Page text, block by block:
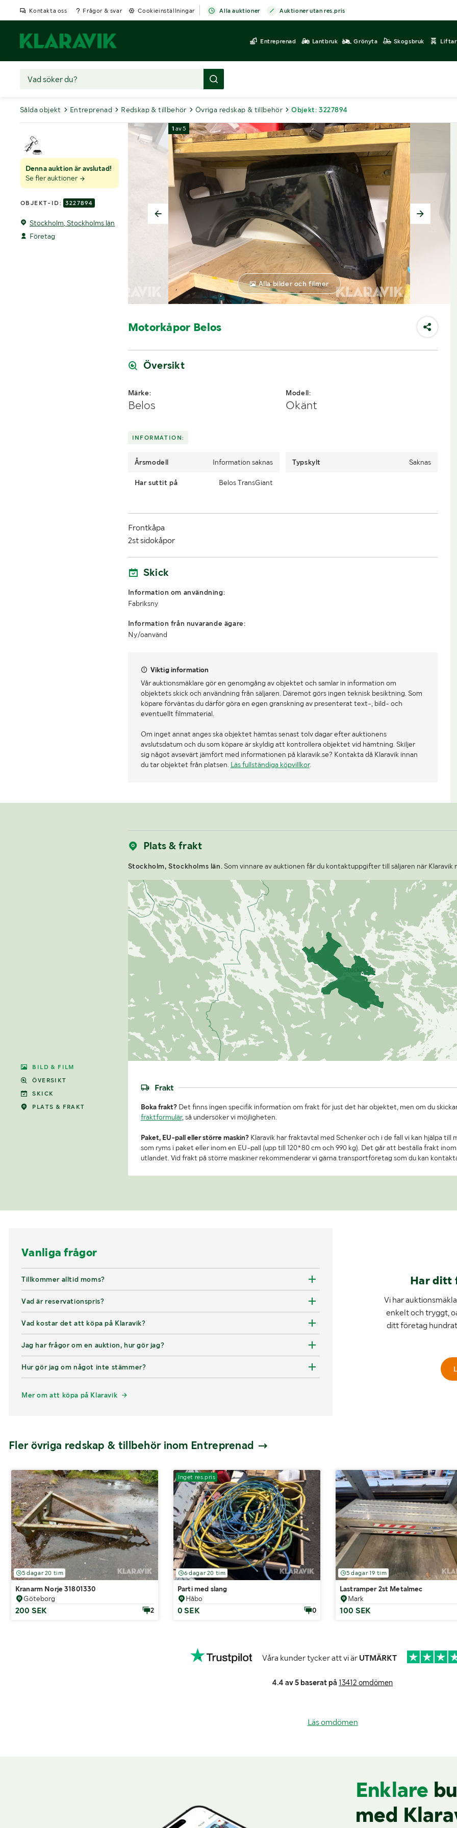
Kontakta oss Frågor & svar Cookieinställningar Alla auktioner Auktioner utan res.pris
Entreprenad Lantbruk Grönyta Skogsbruk Liftar
Sålda objekt Entreprenad Redskap & tillbehör Övriga redskap & tillbehör Objekt: 3227894
Denna auktion är avslutad!
Se fler auktioner
OBJEKT-ID: 3227894
Stockholm, Stockholms län
Företag
BILD & FILM
ÖVERSIKT
SKICK
PLATS & FRAKT
1 av5
Alla bilder och filmer
Motorkåpor Belos
Översikt
Märke:
Belos
Modell:
Okänt
INFORMATION:
Årsmodell Information saknas Typskylt Saknas
Har suttit på Belos TransGiant
Frontkåpa
2st sidokåpor
Skick
Information om användning:
Fabriksny
Information från nuvarande ägare:
Ny/oanvänd
Viktig information
Vår auktionsmäklare gör en genomgång av objektet och samlar in information om
objektets skick och användning från säljaren. Däremot görs ingen teknisk besiktning. Som
köpare förväntas du därför göra en egen granskning av presenterat text-, bild- och
eventuellt filmmaterial.
Om inget annat anges ska objektet hämtas senast tolv dagar efter auktionens
avslutsdatum och du som köpare är skyldig att kontrollera objektet vid hämtning. Skiljer
sig något avsevärt jämfört med informationen på klaravik.se? Kontakta då Klaravik innan
du tar objektet från platsen. Läs fullständiga köpvillkor.
Plats & frakt
Stockholm, Stockholms län.Som vinnare av auktionen får du kontaktuppgifter till säljaren när
Frakt
Boka frakt?Det finns ingen specifik information om frakt för just det här objektet, men om du
fraktformulär, så undersöker vi möjligheten.
Paket, EU-pall eller större maskin?Klaravik har fraktavtal med Schenker och i de fall vi kan hjälpa till
som ryms i paket eller inom en EU-pall (upp till 120*80 cm och 990 kg). Det går att beställa frakt
utlandet. Vid frakt på större maskiner rekommenderar vi gärna transportföretag som du kan
Vanliga frågor
Tillkommer alltid moms?
Vad är reservationspris?
Vad kostar det att köpa på Klaravik?
Jag har frågor om en auktion, hur gör jag?
Hur gör jag om något inte stämmer?
Mer om att köpa på Klaravik
Har ditt
Vi har
enkelt och tryggt,
ditt företag
Fler övriga redskap & tillbehör inom Entreprenad
5 dagar 20 tim
Kranarm Norje 31801330
Göteborg
200 SEK 2
Inget res.pris
6 dagar 20 tim
Parti med slang
Håbo
0 SEK 0
5 dagar 19 tim
Lastramper 2st Metalmec
Mark
100 SEK
Våra kunder tycker att vi är UTMÄRKT
4.4 av 5 baserat på 13412 omdömen
Läs omdömen
Enklare
med